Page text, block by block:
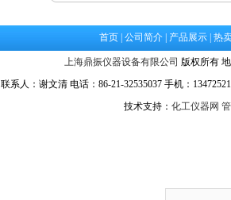
首页 公司简介 产品展示 热
上海鼎振仪器设备有限公司 版权所有
联系人：谢文清 电话：86-21-32535037 手机：
技术支持： 化工仪器网